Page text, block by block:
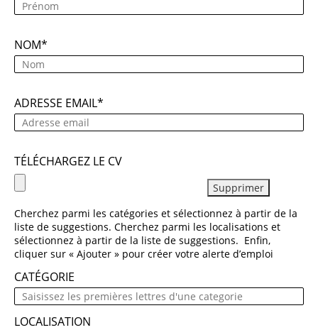
NOM
ADRESSE EMAIL
TÉLÉCHARGEZ LE CV
Supprimer
Cherchez parmi les catégories et sélectionnez à partir de la
liste de suggestions. Cherchez parmi les localisations et
sélectionnez à partir de la liste de suggestions. Enfin,
cliquer sur « Ajouter » pour créer votre alerte d’emploi
CATÉGORIE
LOCALISATION